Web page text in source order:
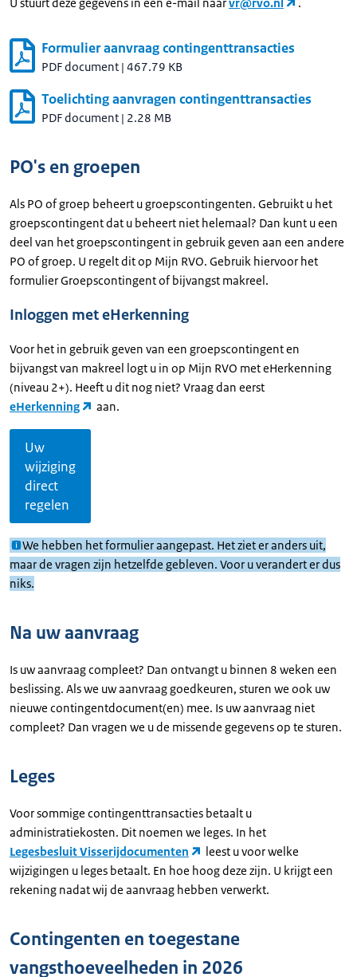
Formulier aanvraag contingenttransacties
PDF document | 467.79 KB
Toelichting aanvragen contingenttransacties
PDF document | 2.28 MB
PO's en groepen
Als PO of groep beheert u groepscontingenten. Gebruikt u het
groepscontingent dat u beheert niet helemaal? Dan kunt u een
deel van het groepscontingent in gebruik geven aan een andere
PO of groep. U regelt dit op Mijn RVO. Gebruik hiervoor het
formulier Groepscontingent of bijvangst makreel.
Inloggen met eHerkenning
Voor het in gebruik geven van een groepscontingent en
bijvangst van makreel logt u in op Mijn RVO met eHerkenning
(niveau 2+). Heeft u dit nog niet? Vraag dan eerst
eHerkenning
aan.
Uw
wijziging
direct
regelen
We hebben het formulier aangepast. Het ziet er anders uit,
maar de vragen zijn hetzelfde gebleven. Voor u verandert er dus
niks.
Na uw aanvraag
Is uw aanvraag compleet? Dan ontvangt u binnen 8 weken een
beslissing. Als we uw aanvraag goedkeuren, sturen we ook uw
nieuwe contingentdocument(en) mee. Is uw aanvraag niet
compleet? Dan vragen we u de missende gegevens op te sturen.
Leges
Voor sommige contingenttransacties betaalt u
administratiekosten. Dit noemen we leges. In het
Legesbesluit Visserijdocumenten
leest u voor welke
wijzigingen u leges betaalt. En hoe hoog deze zijn. U krijgt een
rekening nadat wij de aanvraag hebben verwerkt.
Contingenten en toegestane
vangsthoeveelheden in 2026